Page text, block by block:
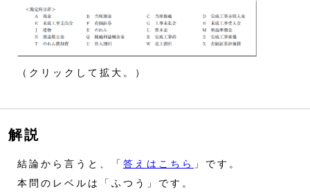
（クリックして拡大。）
解説
結論から言うと、「 答えはこちら
」です。
本問のレベルは「ふつう」です。